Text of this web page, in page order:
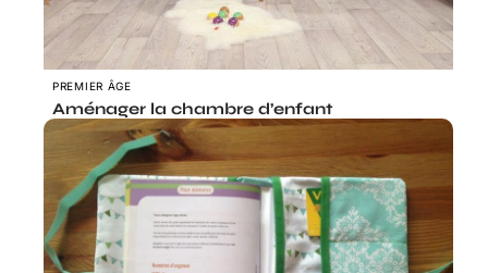
PREMIER ÂGE
Aménager la chambre d’enfant